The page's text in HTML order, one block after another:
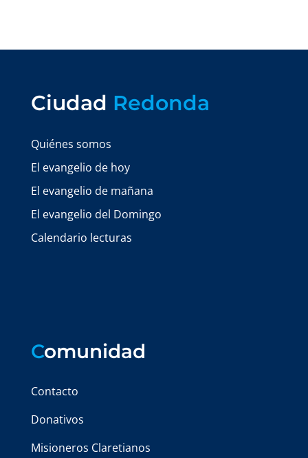
Ciudad Redonda
Quiénes somos
El evangelio de hoy
El evangelio de mañana
El evangelio del Domingo
Calendario lecturas
Comunidad
Contacto
Donativos
Misioneros Claretianos